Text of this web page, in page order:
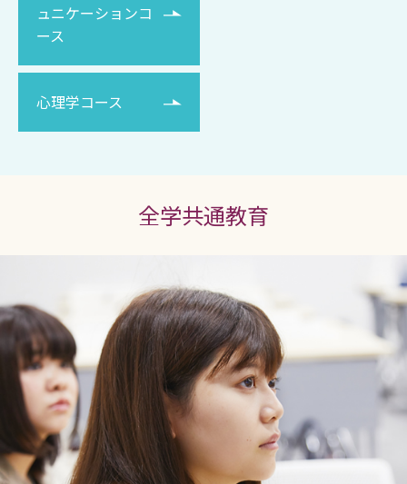
ュニケーションコ
ース
心理学コース
全学共通教育